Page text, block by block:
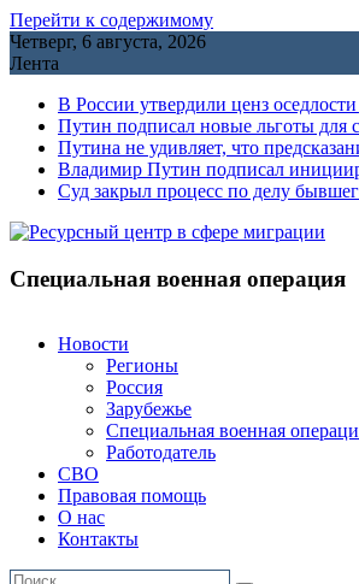
Перейти к содержимому
Четверг, 6 августа, 2026
Лента
В России утвердили ценз
Путин подписал новые льготы для
Путина не удивляет, что
Владимир Путин подписал
Cуд закрыл процесс по делу
Специальная военная операция
Новости
Регионы
Россия
Зарубежье
Специальная военная
Работодатель
СВО
Правовая помощь
О нас
Контакты